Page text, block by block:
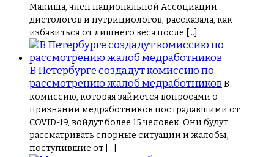
Макиша, член национальной Ассоциации
диетологов и нутрициологов, рассказала, как
избавиться от лишнего веса после […]
В Петербурге создадут комиссию по
рассмотрению жалоб медработников В
комиссию, которая займется вопросами о
признании медработников пострадавшими от
COVID-19, войдут более 15 человек. Они будут
рассматривать спорные ситуации и жалобы,
поступившие от […]